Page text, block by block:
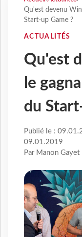
Qu'est devenu
Start-up Game ?
ACTUALITÉS
Qu'est
le
du
Publié le :
09.01.2019
Par Manon Gayet